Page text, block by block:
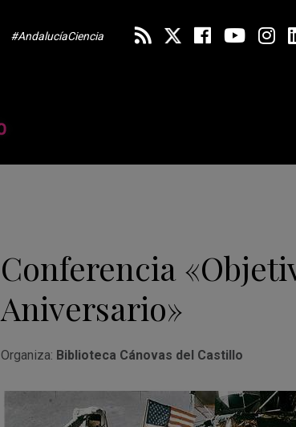
#AndalucíaCiencia
Conferencia
Aniversario»
Organiza: Biblioteca Cánovas del Castillo